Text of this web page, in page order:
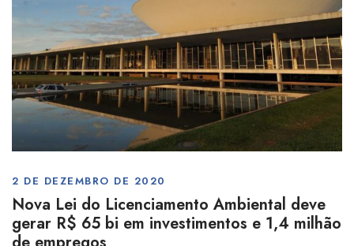
2 DE DEZEMBRO DE 2020
Nova Lei do Licenciamento Ambiental deve
gerar R$ 65 bi em investimentos e 1,4 milhão